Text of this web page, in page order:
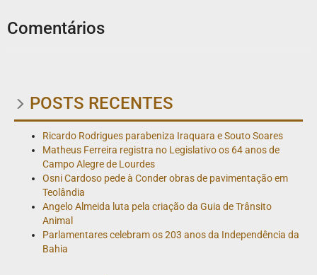
Comentários
POSTS RECENTES
Ricardo Rodrigues parabeniza Iraquara e Souto Soares
Matheus Ferreira registra no Legislativo os 64 anos de
Campo Alegre de Lourdes
Osni Cardoso pede à Conder obras de pavimentação em
Teolândia
Angelo Almeida luta pela criação da Guia de Trânsito
Animal
Parlamentares celebram os 203 anos da Independência da
Bahia